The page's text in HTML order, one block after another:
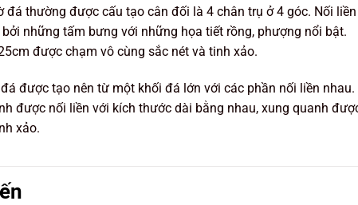
đá thường được cấu tạo cân đối là 4 chân trụ ở 4 góc. Nối liền
những tấm bưng với những họa tiết rồng, phượng nổi bật.
được chạm vô cùng sắc nét và tinh xảo.
được tạo nên từ một khối đá lớn với các phần nối liền nhau.
được nối liền với kích thước dài bằng nhau, xung quanh
xảo.